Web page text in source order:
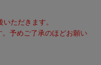
ただきます。
予めご了承のほどお願い